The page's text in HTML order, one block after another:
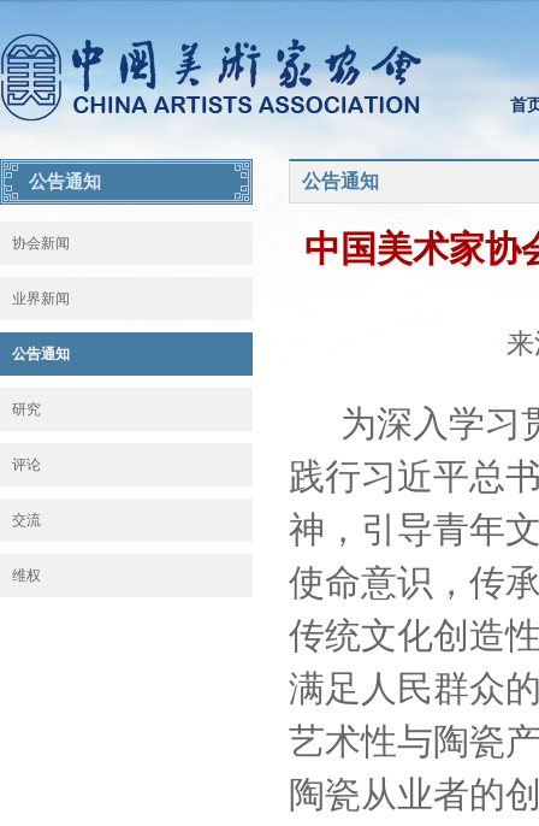
首
公告通知
协会新闻
业界新闻
公告通知
研究
评论
交流
维权
公告通知
中国美术家协
为深入学习
践行习近平总
神，引导青年
使命意识，传
传统文化创造
满足人民群众
艺术性与陶瓷
陶瓷从业者的